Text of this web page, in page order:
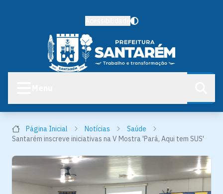
Página Inicial Notícias
Saúde
Santarém inscreve iniciativas na V Mostra 'Pará, Aqui tem SUS'